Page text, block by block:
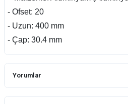
- Ofset: 20
- Uzun: 400 mm
- Çap: 30.4 mm
Yorumlar